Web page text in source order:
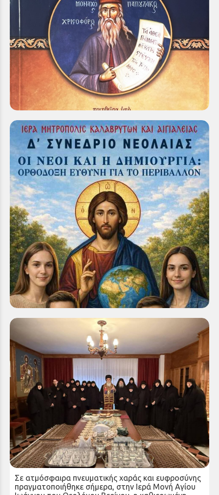
Εορτασμός της μνήμης των Αγίων Αθανασίου και
Κυρίλλου, και του Αγίου Χριστοφόρου του
Παπουλάκου στην Ιερά Μητρόπολη Καλαβρύτων
και Αιγιαλείας
Κυριακή 18 Ιαν 2026
Με εκκλησιαστική λαμπρότητα και πνευματική
κατάνυξη τελέσθηκε σήμερα, στο Παρεκκλήσιο του
Αγίου Αθανασίου στο πρώην Ορφανοτροφείο
Καλαβρύτων, Αρχιερατική Θεία Λειτουργία...
“Δ΄ Συνέδριο Νεολαίας Ιεράς Μητροπόλεως
Καλαβρύτων & Αιγιαλείας «Οι Νέοι και η
Δημιουργία: Ορθόδοξη Ευθύνη για το
Περιβάλλον»”
Η Ιερά Μητρόπολη Καλαβρύτων και Αιγιαλείας, στο
πλαίσιο της αδιάλειπτης μέριμνάς Της υπέρ της
νεολαίας και της σχέσεως Αυτής με τις...
Κοπή πρωτοχρονιάτικης πίτας στην Ιερά Μονή
Αγίου Ιωάννου του Θεολόγου Βερίνου της Ιεράς
Μητροπόλεως Καλαβρύτων και Αιγιαλείας
Πέμπτη 08 Ιαν 2026
Σε ατμόσφαιρα πνευματικής χαράς και ευφροσύνης
πραγματοποιήθηκε σήμερα, στην Ιερά Μονή Αγίου